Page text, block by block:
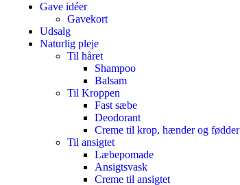
Gave idéer
Gavekort
Udsalg
Naturlig pleje
Til håret
Shampoo
Balsam
Til Kroppen
Fast sæbe
Deodorant
Creme til krop, hænder og fødder
Til ansigtet
Læbepomade
Ansigtsvask
Creme til ansigtet